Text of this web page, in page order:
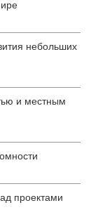
небольших
и местным
проектами